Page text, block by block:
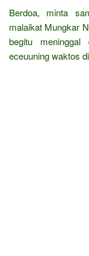
Berdoa, minta
malaikat Mungkar
begitu meninggal
eceuuning waktos